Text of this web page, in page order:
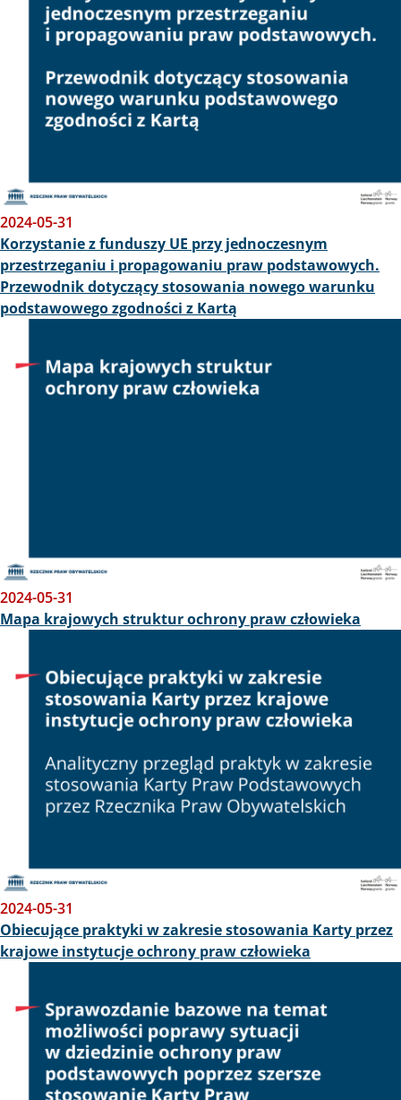
2024-05-31
Korzystanie z funduszy UE przy jednoczesnym
przestrzeganiu i propagowaniu praw podstawowych.
Przewodnik dotyczący stosowania nowego warunku
podstawowego zgodności z Kartą
2024-05-31
Mapa krajowych struktur ochrony praw człowieka
2024-05-31
Obiecujące praktyki w zakresie stosowania Karty przez
krajowe instytucje ochrony praw człowieka